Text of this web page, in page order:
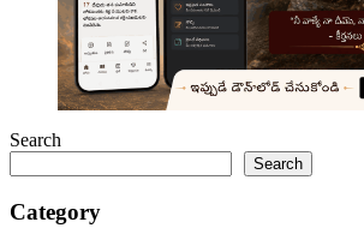
Search
Search
Category